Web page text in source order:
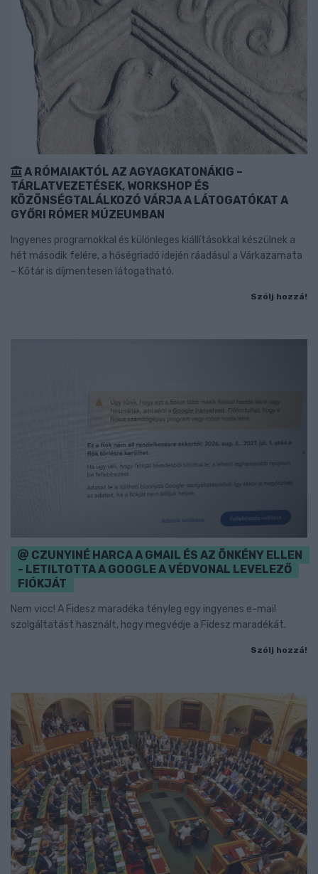
A RÓMAIAKTÓL AZ AGYAGKATONÁKIG –
TÁRLATVEZETÉSEK, WORKSHOP ÉS
KÖZÖNSÉGTALÁLKOZÓ VÁRJA A LÁTOGATÓKAT A
GYŐRI RÓMER MÚZEUMBAN
Ingyenes programokkal és különleges kiállításokkal készülnek a
hét második felére, a hőségriadó idején ráadásul a Várkazamata
– Kőtár is díjmentesen látogatható.
Szólj hozzá!
CZUNYINÉ HARCA A GMAIL ÉS AZ ÖNKÉNY ELLEN
- LETILTOTTA A GOOGLE A VÉDVONAL LEVELEZŐ
FIÓKJÁT
Nem vicc! A Fidesz maradéka tényleg egy ingyenes e-mail
szolgáltatást használt, hogy megvédje a Fidesz maradékát.
Szólj hozzá!